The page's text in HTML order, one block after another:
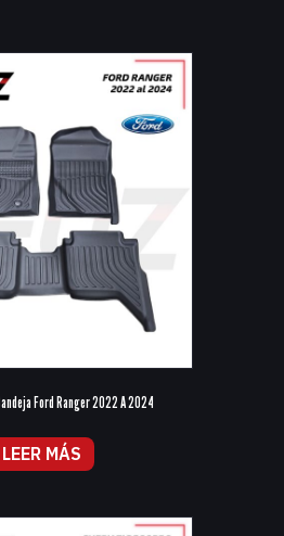
Ford Ranger 2022 A 2024
LEER MÁS